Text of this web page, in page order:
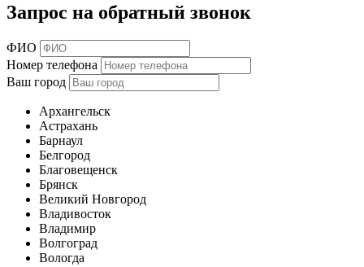
Запрос на обратный звонок
ФИО
Номер телефона
Ваш город
Архангельск
Астрахань
Барнаул
Белгород
Благовещенск
Брянск
Великий Новгород
Владивосток
Владимир
Волгоград
Вологда